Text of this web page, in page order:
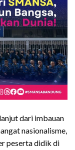
dari imbauan
nasionalisme,
peserta didik di